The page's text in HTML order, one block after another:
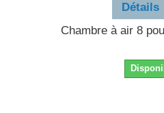
Détails
Chambre à air 8